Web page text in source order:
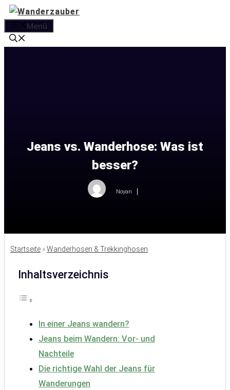
Zum
Inhalt
springen
Menü
Jeans vs. Wanderhose: Was ist
besser?
Noyan
Startseite »Wanderhosen & Trekkinghosen
Inhaltsverzeichnis
In einer Jeans wandern?
Jeans beim Wandern: Vor- und
Nachteile
Die richtige Wahl der Jeans für
Wanderungen